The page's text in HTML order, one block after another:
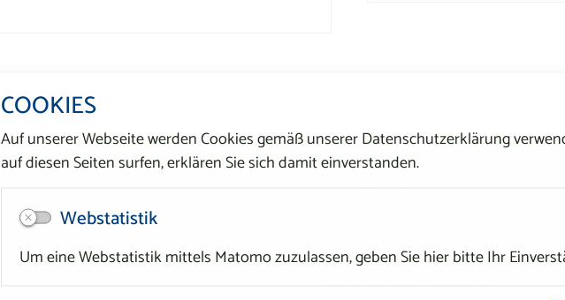
COOKIES
Auf unserer Webseite werden Cookies gemäß unserer Datenschutzerklärung
auf diesen Seiten surfen, erklären Sie sich damit einverstanden.
Webstatistik
Um eine Webstatistik mittels Matomo zuzulassen, geben Sie hier bitte Ihr
Öffnungszeiten